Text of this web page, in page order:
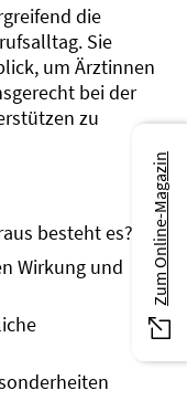
die
Sie
um Ärztinnen
bei der
zu
besteht es?
Wirkung und
Zum Online-Magazin